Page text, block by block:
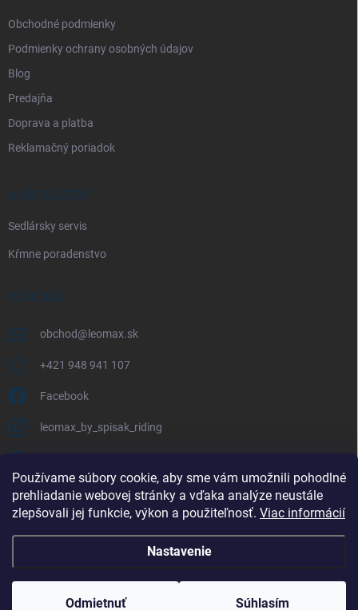
Používame súbory cookie, aby sme vám umožnili pohodlné
prehliadanie webovej stránky a vďaka analýze neustále
zlepšovali jej funkcie, výkon a použiteľnosť. Viac informácií
Nastavenie
Odmietnuť Súhlasím
Obchodné podmienky
Podmienky ochrany osobných údajov
Blog
Predajňa
Doprava a platba
Reklamačný poriadok
NAŠE SLUŽBY
Sedlársky servis
Kŕmne poradenstvo
KONTAKT
obchod@ leomax.sk
+421 948 941 107
Facebook
leomax_by_spisak_riding
FACEBOOK
Copyright 2026 . Všetky práva vyhradené.